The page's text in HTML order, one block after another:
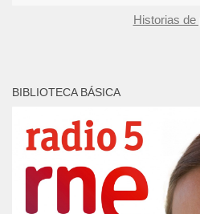
Historias de
BIBLIOTECA BÁSICA